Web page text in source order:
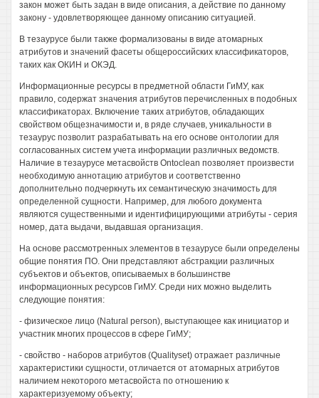
закон может быть задан в виде описания, а действие по данному
закону - удовлетворяющее данному описанию ситуацией.
В тезаурусе были также формализованы в виде атомарных
атрибутов и значений фасеты общероссийских классификаторов,
таких как ОКИН и ОКЭД.
Информационные ресурсы в предметной области ГиМУ, как
правило, содержат значения атрибутов перечисленных в подобных
классификаторах. Включение таких атрибутов, обладающих
свойством общезначимости и, в ряде случаев, уникальности в
тезаурус позволит разрабатывать на его основе онтологии для
согласованных систем учета информации различных ведомств.
Наличие в тезаурусе метасвойств Ontoclean позволяет произвести
необходимую аннотацию атрибутов и соответственно
дополнительно подчеркнуть их семантическую значимость для
определенной сущности. Например, для любого документа
являются существенными и идентифицирующими атрибуты - серия
номер, дата выдачи, выдавшая организация.
На основе рассмотренных элементов в тезаурусе были определены
общие понятия ПО. Они представляют абстракции различных
субъектов и объектов, описываемых в большинстве
информационных ресурсов ГиМУ. Среди них можно выделить
следующие понятия:
- физическое лицо (Natural person), выступающее как инициатор и
участник многих процессов в сфере ГиМУ;
- свойство - наборов атрибутов (Qualityset) отражает различные
характеристики сущности, отличается от атомарных атрибутов
наличием некоторого метасвойста по отношению к
характеризуемому объекту;